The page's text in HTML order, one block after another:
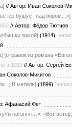
// Автор: Иван Соколов-
бушует над бором...»]
// Автор: Фёдор Тютчев
зимой] (1914) ,
[отрывок из романа
в 1913 // Автор: Сергей
Соколов-Микитов
В метель] (1899) ,
Афанасий Фет
нагоняя…»; «Вот